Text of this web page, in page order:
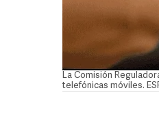
La Comisión
telefónicas móviles.